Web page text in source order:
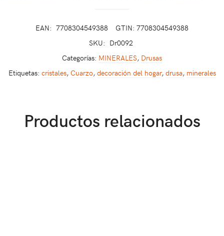
EAN: 7708304549388
GTIN: 7708304549388
SKU: Dr0092
Categorías: MINERALES, Drusas
Etiquetas: cristales, Cuarzo, decoración del hogar, drusa, minerales
Productos relacionados